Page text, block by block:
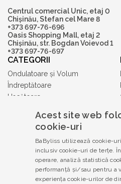
Centrul comercial Unic, etaj 0
Chișinău, Stefan cel Mare 8
+373 697-76-696
Oasis Shopping Mall, etaj 2
Chișinău, str. Bogdan Voievod 1
+373 697-76-697
CATEGORII
Ondulatoare și Volum
Îndreptătoare
Uscătoare
Tuns și Ras
Gift Cards
Babyliss PRO
TERMENI ȘI CONDIȚII
Politica de confidențialitate
Termeni și condiții
Acest site web
cookie-uri
BaByliss utilizează cookie-
inclusiv cookie-uri de terțe.
operare, analiză statistică
performanță și/sau pentru a
experiența cookie-urilor de